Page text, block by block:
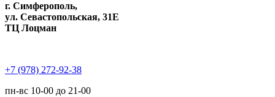
г. Симферополь,
ул. Севастопольская, 31Е
ТЦ Лоцман
+7 (978) 272-92-38
пн-вс 10-00 до 21-00